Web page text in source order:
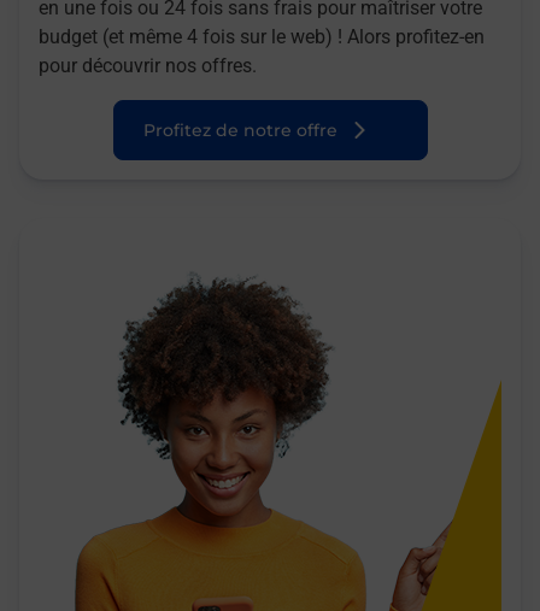
en une fois ou 24 fois sans frais pour maîtriser votre
budget (et même 4 fois sur le web) ! Alors profitez-en
pour découvrir nos offres.
Profitez de notre offre